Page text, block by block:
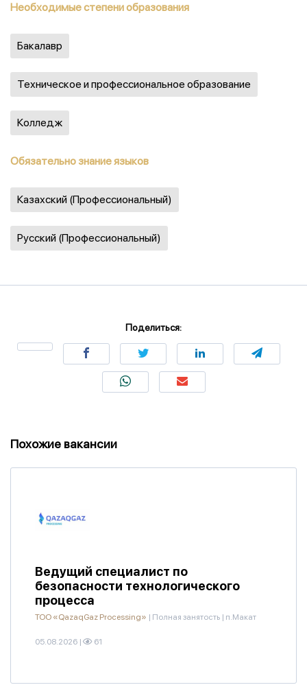
Необходимые степени образования
Бакалавр
Техническое и профессиональное образование
Колледж
Обязательно знание языков
Казахский (Профессиональный)
Русский (Профессиональный)
Поделиться:
Похожие вакансии
Ведущий специалист по
безопасности технологического
процесса
ТОО «QazaqGaz Processing» | Полная занятость | п.Макат
05.08.2026 | 61